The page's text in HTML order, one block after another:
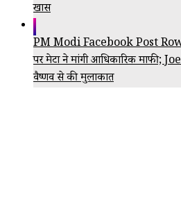
खास
PM Modi Facebook Post Row:
पर मेटा ने मांगी आधिकारिक माफी;
वैष्णव से की मुलाकात